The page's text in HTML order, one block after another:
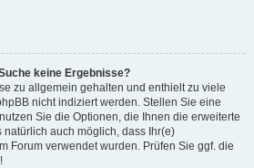
keine Ergebnisse?
zu allgemein gehalten und enthielt zu viele
nicht indiziert werden. Stellen Sie eine
Sie die Optionen, die Ihnen die erweiterte
natürlich auch möglich, dass Ihr(e)
Forum verwendet wurden. Prüfen Sie ggf. die